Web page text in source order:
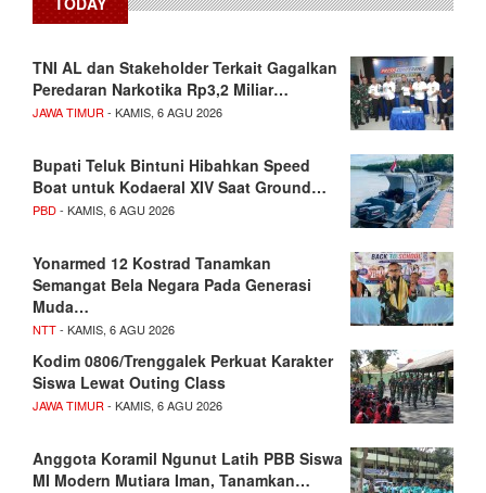
TNI AL dan Stakeholder Terkait Gagalkan
Peredaran Narkotika Rp3,2 Miliar…
JAWA TIMUR- KAMIS, 6 AGU 2026
Bupati Teluk Bintuni Hibahkan Speed
Boat untuk Kodaeral XIV Saat Ground…
PBD- KAMIS, 6 AGU 2026
Yonarmed 12 Kostrad Tanamkan
Semangat Bela Negara Pada Generasi
Muda…
NTT- KAMIS, 6 AGU 2026
Kodim 0806/Trenggalek Perkuat Karakter
Siswa Lewat Outing Class
JAWA TIMUR- KAMIS, 6 AGU 2026
Anggota Koramil Ngunut Latih PBB Siswa
MI Modern Mutiara Iman, Tanamkan…